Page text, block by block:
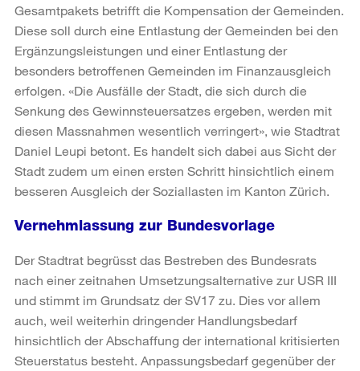
Gesamtpakets betrifft die Kompensation der Gemeinden.
Diese soll durch eine Entlastung der Gemeinden bei den
Ergänzungsleistungen und einer Entlastung der
besonders betroffenen Gemeinden im Finanzausgleich
erfolgen. «Die Ausfälle der Stadt, die sich durch die
Senkung des Gewinnsteuersatzes ergeben, werden mit
diesen Massnahmen wesentlich verringert», wie Stadtrat
Daniel Leupi betont. Es handelt sich dabei aus Sicht der
Stadt zudem um einen ersten Schritt hinsichtlich einem
besseren Ausgleich der Soziallasten im Kanton Zürich.
Vernehmlassung zur Bundesvorlage
Der Stadtrat begrüsst das Bestreben des Bundesrats
nach einer zeitnahen Umsetzungsalternative zur USR III
und stimmt im Grundsatz der SV17 zu. Dies vor allem
auch, weil weiterhin dringender Handlungsbedarf
hinsichtlich der Abschaffung der international kritisierten
Steuerstatus besteht. Anpassungsbedarf gegenüber der